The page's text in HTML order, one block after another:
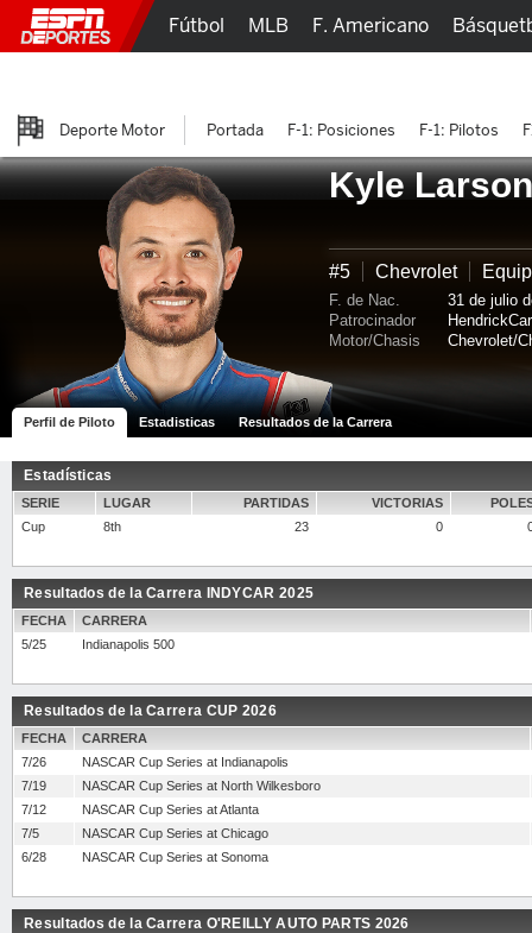
Kyle Larson
#5 Chevrolet
F. de Nac.
31 de julio
Patrocinador
Motor/Chasis
Chevrolet/
Perfil de Piloto Estadisticas Resultados de la Carrera
Estadísticas
SERIE LUGAR PARTIDAS VICTORIAS
Cup
8th 23 0
Resultados de la Carrera INDYCAR 2025
FECHA
CARRERA
5/25
Indianapolis 500
Resultados de la Carrera CUP 2026
FECHA
CARRERA
7/26
NASCAR Cup Series at Indianapolis
7/19
NASCAR Cup Series at North Wilkesboro
7/12
NASCAR Cup Series at Atlanta
7/5
NASCAR Cup Series at Chicago
6/28
NASCAR Cup Series at Sonoma
Resultados de la Carrera O'REILLY AUTO PARTS 2026
Fútbol MLB F. Americano
Deporte Motor Portada F-1: Posiciones F-1: Pilotos